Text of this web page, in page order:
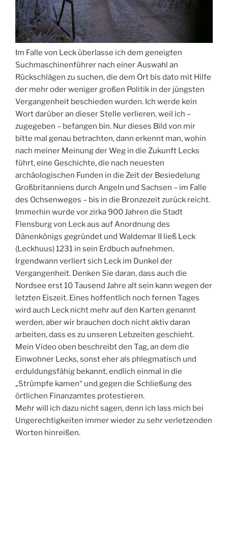
Im Falle von Leck überlasse ich dem geneigten
Suchmaschinenführer nach einer Auswahl an
Rückschlägen zu suchen, die dem Ort bis dato mit Hilfe
der mehr oder weniger großen Politik in der jüngsten
Vergangenheit beschieden wurden. Ich werde kein
Wort darüber an dieser Stelle verlieren, weil ich –
zugegeben – befangen bin. Nur dieses Bild von mir
bitte mal genau betrachten, dann erkennt man, wohin
nach meiner Meinung der Weg in die Zukunft Lecks
führt, eine Geschichte, die nach neuesten
archäologischen Funden in die Zeit der Besiedelung
Großbritanniens durch Angeln und Sachsen – im Falle
des Ochsenweges – bis in die Bronzezeit zurück reicht.
Immerhin wurde vor zirka 900 Jahren die Stadt
Flensburg von Leck aus auf Anordnung des
Dänenkönigs gegründet und Waldemar II ließ Leck
(Leckhuus) 1231 in sein Erdbuch aufnehmen.
Irgendwann verliert sich Leck im Dunkel der
Vergangenheit. Denken Sie daran, dass auch die
Nordsee erst 10 Tausend Jahre alt sein kann wegen der
letzten Eiszeit. Eines hoffentlich noch fernen Tages
wird auch Leck nicht mehr auf den Karten genannt
werden, aber wir brauchen doch nicht aktiv daran
arbeiten, dass es zu unseren Lebzeiten geschieht.
Mein Video oben beschreibt den Tag, an dem die
Einwohner Lecks, sonst eher als phlegmatisch und
erduldungsfähig bekannt, endlich einmal in die
„Strümpfe kamen“ und gegen die Schließung des
örtlichen Finanzamtes protestieren.
Mehr will ich dazu nicht sagen, denn ich lass mich bei
Ungerechtigkeiten immer wieder zu sehr verletzenden
Worten hinreißen.